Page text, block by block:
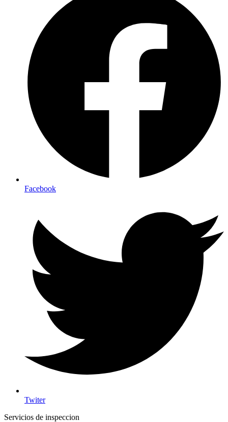
Facebook
Twiter
Servicios de inspeccion